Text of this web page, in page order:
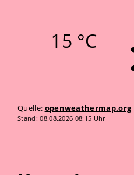
15 °C
Quelle: openweathermap.org
Stand: 08.08.2026 08:15 Uhr